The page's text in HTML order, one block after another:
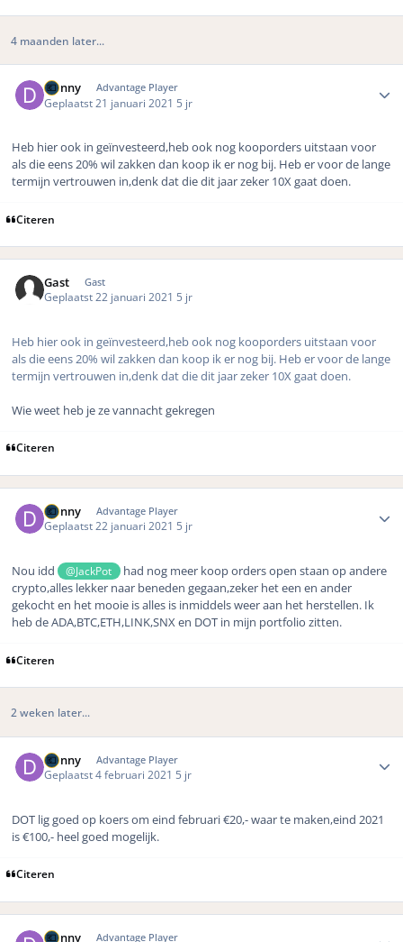
4 maanden later...
Donny Advantage Player
Geplaatst 21 januari 2021 5 jr
Heb hier ook in geïnvesteerd,heb ook nog kooporders uitstaan voor
als die eens 20% wil zakken dan koop ik er nog bij. Heb er voor de lange
termijn vertrouwen in,denk dat die dit jaar zeker 10X gaat doen.
Citeren
Gast Gast
Geplaatst22 januari 2021 5 jr
Heb hier ook in geïnvesteerd,heb ook nog kooporders uitstaan voor
als die eens 20% wil zakken dan koop ik er nog bij. Heb er voor de lange
termijn vertrouwen in,denk dat die dit jaar zeker 10X gaat doen.
Wie weet heb je ze vannacht gekregen
Citeren
Donny Advantage Player
Geplaatst22 januari 2021 5 jr
Nou idd @JackPot
had nog meer koop orders open staan op andere
crypto,alles lekker naar beneden gegaan,zeker het een en ander
gekocht en het mooie is alles is inmiddels weer aan het herstellen. Ik
heb de ADA,BTC,ETH,LINK,SNX en DOT in mijn portfolio zitten.
Citeren
2 weken later...
Donny Advantage Player
Geplaatst4 februari 2021 5 jr
DOT lig goed op koers om eind februari €20,- waar te maken,eind 2021
is €100,- heel goed mogelijk.
Citeren
Donny Advantage Player